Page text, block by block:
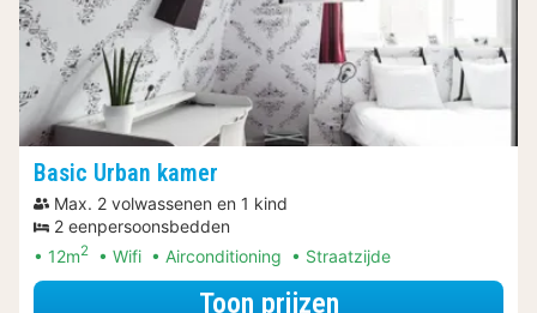
Basic Urban kamer
Max. 2 volwassenen en 1 kind
2 eenpersoonsbedden
12m2 Wifi Airconditioning Straatzijde
Toon prijzenvoor Basic